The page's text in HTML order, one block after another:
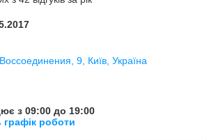
9, Київ, Україна
з 09:00 до 19:00
графік роботи